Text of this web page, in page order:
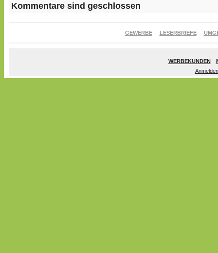
Kommentare sind geschlossen
GEWERBE LESERBRIEFE
WERBEKUNDEN
Anmelden